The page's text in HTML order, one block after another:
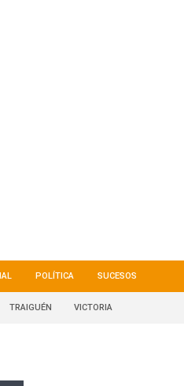
POLÍTICA SUCESOS
TRAIGUÉN VICTORIA